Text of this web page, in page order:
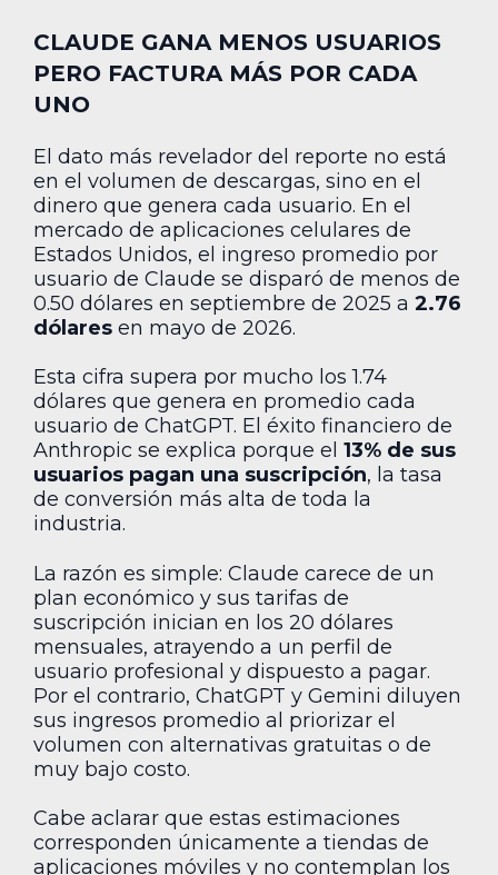
CLAUDE GANA MENOS USUARIOS
PERO FACTURA MÁS POR CADA
UNO
El dato más revelador del reporte no está
en el volumen de descargas, sino en el
dinero que genera cada usuario. En el
mercado de aplicaciones celulares de
Estados Unidos, el ingreso promedio por
usuario de Claude se disparó de menos de
0.50 dólares en septiembre de 2025 a 2.76
dólares en mayo de 2026.
Esta cifra supera por mucho los 1.74
dólares que genera en promedio cada
usuario de ChatGPT. El éxito financiero de
Anthropic se explica porque el 13% de sus
usuarios pagan una suscripción, la tasa
de conversión más alta de toda la
industria.
La razón es simple: Claude carece de un
plan económico y sus tarifas de
suscripción inician en los 20 dólares
mensuales, atrayendo a un perfil de
usuario profesional y dispuesto a pagar.
Por el contrario, ChatGPT y Gemini diluyen
sus ingresos promedio al priorizar el
volumen con alternativas gratuitas o de
muy bajo costo.
Cabe aclarar que estas estimaciones
corresponden únicamente a tiendas de
aplicaciones móviles y no contemplan los